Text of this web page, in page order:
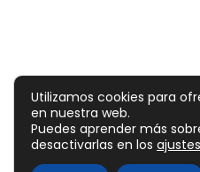
Utilizamos cookies para
en nuestra web.
Puedes aprender más
desactivarlas en los ajustes